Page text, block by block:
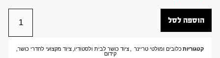
הוספה לסל
קטגוריותכלובים ומולטי טריינר ,ציוד כושר לבית ולסטודיו,ציוד מקצועי לחדרי כושר,
קידום